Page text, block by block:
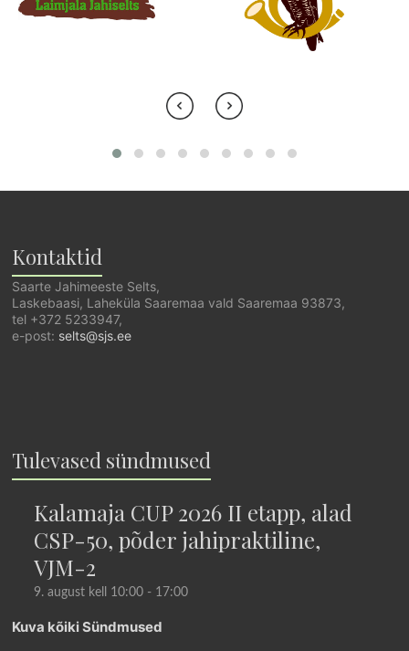
Kontaktid
Saarte Jahimeeste Selts,
Laskebaasi, Laheküla Saaremaa vald Saaremaa 93873,
tel +372 5233947,
e-post: selts@sjs.ee
Tulevased sündmused
Kalamaja CUP 2026 II etapp, alad
CSP-50, põder jahipraktiline,
VJM-2
9. august kell 10:00 - 17:00
Kuva kõiki Sündmused